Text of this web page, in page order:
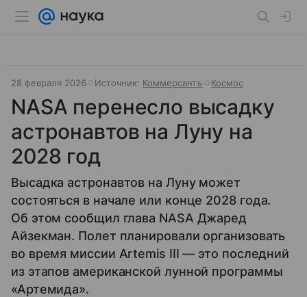
28 февраля 2026 Источник: Коммерсантъ Космос
NASA перенесло высадку
астронавтов на Луну на
2028 год
Высадка астронавтов на Луну может
состояться в начале или конце 2028 года.
Об этом сообщил глава NASA Джаред
Айзекман. Полет планировали организовать
во время миссии Artemis III — это последний
из этапов американской лунной программы
«Артемида».